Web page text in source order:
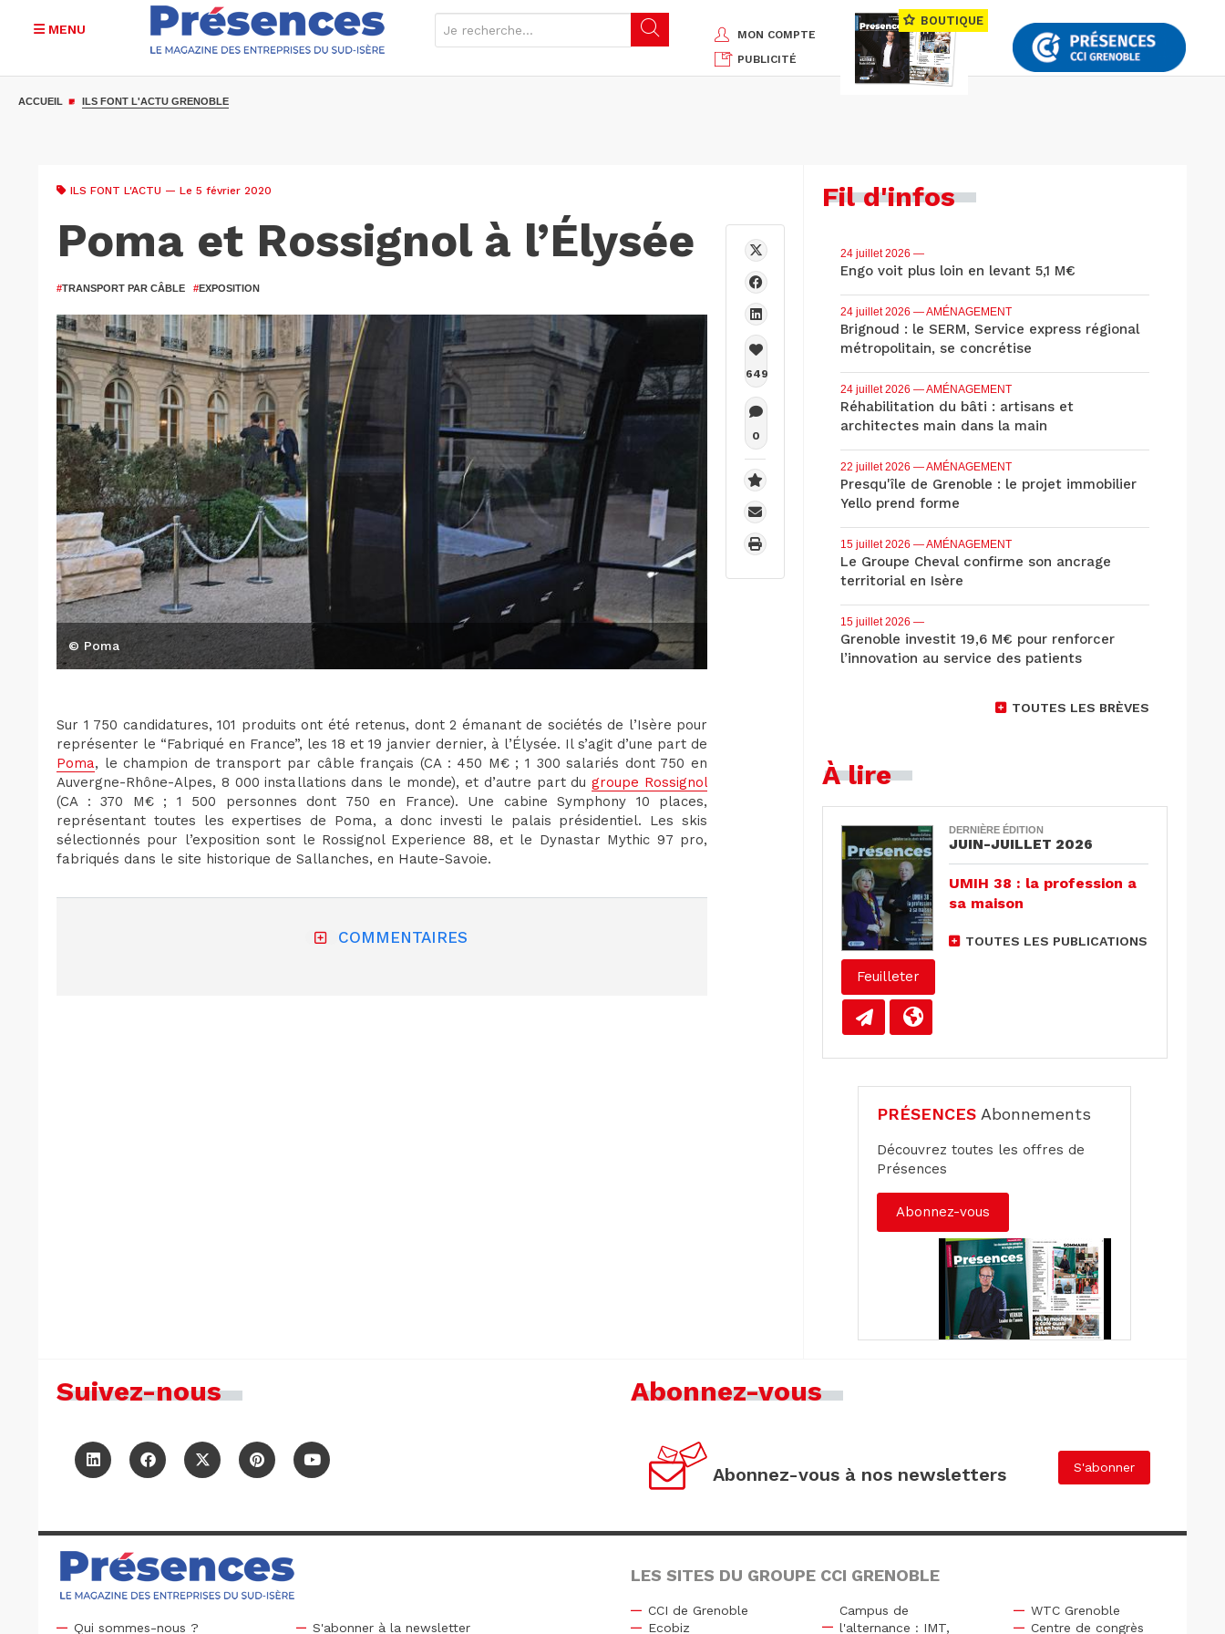
MENU
MON COMPTE
PUBLICITÉ
BOUTIQUE
ACCUEIL ILS FONT L'ACTU GRENOBLE
ILS FONT L'ACTU — Le 5 février 2020
Poma et Rossignol à l’Élysée
#TRANSPORT PAR CÂBLE #EXPOSITION
© Poma
Sur 1 750 candidatures, 101 produits ont été retenus, dont 2 émanant de sociétés de l’Isère pour
représenter le “Fabriqué en France”, les 18 et 19 janvier dernier, à l’Élysée. Il s’agit d’une part de
Poma, le champion de transport par câble français (CA : 450 M€ ; 1 300 salariés dont 750 en
Auvergne-Rhône-Alpes, 8 000 installations dans le monde), et d’autre part dugroupe Rossignol
(CA : 370 M€ ; 1 500 personnes dont 750 en France). Une cabine Symphony 10 places,
représentant toutes les expertises de Poma, a donc investi le palais présidentiel. Les skis
sélectionnés pour l’exposition sont le Rossignol Experience 88, et le Dynastar Mythic 97 pro,
fabriqués dans le site historique de Sallanches, en Haute-Savoie.
COMMENTAIRES
649
0
Fil d'infos
24 juillet 2026 —
Engo voit plus loin en levant 5,1 M€
24 juillet 2026 — AMÉNAGEMENT
Brignoud : le SERM, Service express régional
métropolitain, se concrétise
24 juillet 2026 — AMÉNAGEMENT
Réhabilitation du bâti : artisans et
architectes main dans la main
22 juillet 2026 — AMÉNAGEMENT
Presqu'île de Grenoble : le projet immobilier
Yello prend forme
15 juillet 2026 — AMÉNAGEMENT
Le Groupe Cheval confirme son ancrage
territorial en Isère
15 juillet 2026 —
Grenoble investit 19,6 M€ pour renforcer
l’innovation au service des patients
TOUTES LES BRÈVES
À lire
Feuilleter
DERNIÈRE ÉDITION
JUIN-JUILLET 2026
UMIH 38 : la profession a
sa maison
TOUTES LES PUBLICATIONS
PRÉSENCES Abonnements
Découvrez toutes les offres de
Présences
Abonnez-vous
Suivez-nous Abonnez-vous
Abonnez-vous à nos newsletters S'abonner
Qui sommes-nous ? S'abonner à la newsletter
LES SITES DU GROUPE CCI GRENOBLE
CCI de Grenoble
Ecobiz
Campus de
l'alternance : IMT,
WTC Grenoble
Centre de congrès